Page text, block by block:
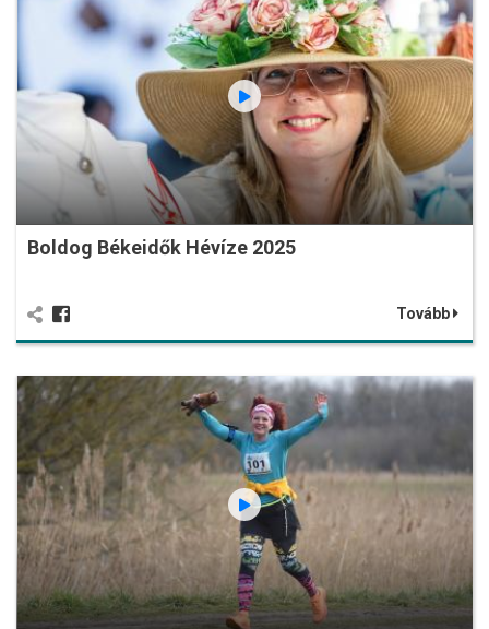
Boldog Békeidők Hévíze 2025
Tovább